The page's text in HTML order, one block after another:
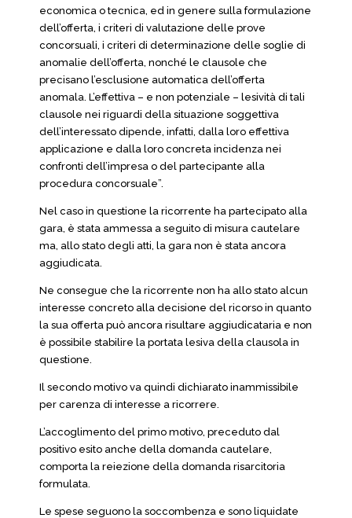
economica o tecnica, ed in genere sulla formulazione
dell’offerta, i criteri di valutazione delle prove
concorsuali, i criteri di determinazione delle soglie di
anomalie dell’offerta, nonché le clausole che
precisano l’esclusione automatica dell’offerta
anomala. L’effettiva – e non potenziale – lesività di tali
clausole nei riguardi della situazione soggettiva
dell’interessato dipende, infatti, dalla loro effettiva
applicazione e dalla loro concreta incidenza nei
confronti dell’impresa o del partecipante alla
procedura concorsuale”.
Nel caso in questione la ricorrente ha partecipato alla
gara, è stata ammessa a seguito di misura cautelare
ma, allo stato degli atti, la gara non è stata ancora
aggiudicata.
Ne consegue che la ricorrente non ha allo stato alcun
interesse concreto alla decisione del ricorso in quanto
la sua offerta può ancora risultare aggiudicataria e non
è possibile stabilire la portata lesiva della clausola in
questione.
Il secondo motivo va quindi dichiarato inammissibile
per carenza di interesse a ricorrere.
L’accoglimento del primo motivo, preceduto dal
positivo esito anche della domanda cautelare,
comporta la reiezione della domanda risarcitoria
formulata.
Le spese seguono la soccombenza e sono liquidate